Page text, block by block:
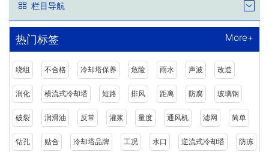
栏目导航
热门标签 More+
绕组 不合格 冷却塔保养 危险 雨水 声波 改造
润化 横流式冷却塔 短路 排风 距离 防腐 玻璃钢
破裂 润滑油 反常 灌浆 量度 通风机 滤网 简单
钻孔 贴合 冷却塔品牌 工况 水口 逆流式冷却塔 防冻